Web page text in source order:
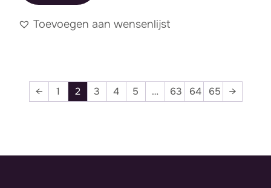
Toevoegen aan wensenlijst
← 1 2 3 4 5 … 63 64 65 →